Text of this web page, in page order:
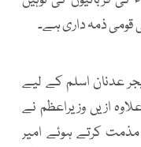
ذمہ داری ہے۔
عدنان اسلم کے لیے
ازیں وزیراعظم نے
کرتے ہوئے امیر